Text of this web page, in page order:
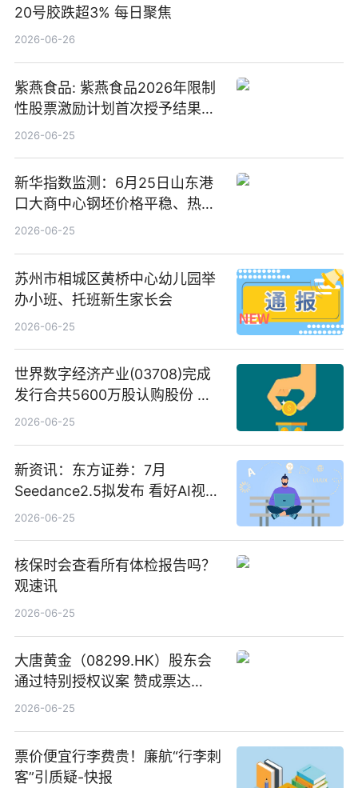
20号胶跌超3% 每日聚焦
2026-06-26
紫燕食品: 紫燕食品2026年限制
性股票激励计划首次授予结果公
告-微资讯
2026-06-25
新华指数监测：6月25日山东港
口大商中心钢坯价格平稳、热轧
C料价格微幅下跌
2026-06-25
苏州市相城区黄桥中心幼儿园举
办小班、托班新生家长会
2026-06-25
世界数字经济产业(03708)完成
发行合共5600万股认购股份 净
筹约1007万港元 独家焦点
2026-06-25
新资讯：东方证券：7月
Seedance2.5拟发布 看好AI视频
创作工作流进一步提效
2026-06-25
核保时会查看所有体检报告吗？
观速讯
2026-06-25
大唐黄金（08299.HK）股东会
通过特别授权议案 赞成票达
100%_新动态
2026-06-25
票价便宜行李费贵！廉航“行李刺
客”引质疑-快报